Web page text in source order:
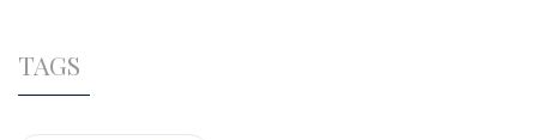
TAGS